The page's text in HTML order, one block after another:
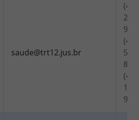
saude@trt12.jus.br